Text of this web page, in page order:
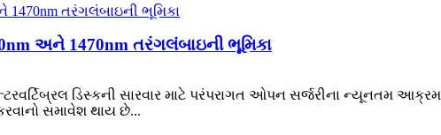
અને 1470nm તરંગલંબાઇની ભૂમિકા
ડિસ્કની સારવાર માટે પરંપરાગત ઓપન સર્જરીના ન્યૂનતમ
સમાવેશ થાય છે...